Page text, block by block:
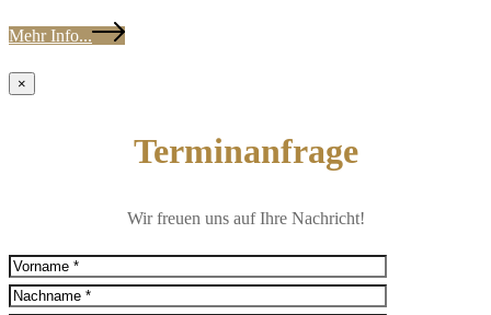
Mehr Info...
×
Terminanfrage
Wir freuen uns auf Ihre Nachricht!